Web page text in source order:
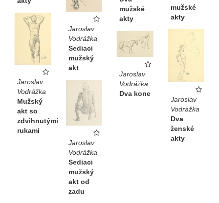
mužské
akty
mužské
akty
Jaroslav
Vodrážka
Sediaci
mužský
akt
Jaroslav
Vodrážka
Mužský
akt so
zdvihnutými
rukami
Jaroslav
Vodrážka
Dva
ženské
akty
Jaroslav
Vodrážka
Dva kone
Jaroslav
Vodrážka
Sediaci
mužský
akt od
zadu